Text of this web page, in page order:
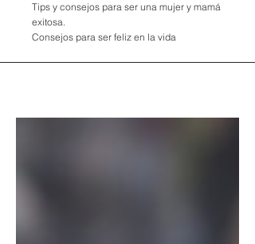
Tips y consejos para ser una mujer y mamá
exitosa.
Consejos para ser feliz en la vida